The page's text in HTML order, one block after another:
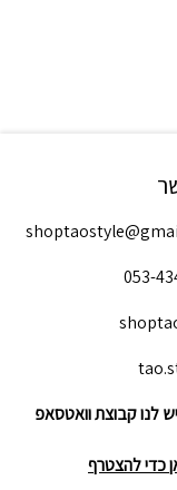
053-
לנו קבוצת וואטסאפ
כדי להצטרף